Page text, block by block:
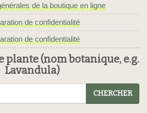
de la boutique en ligne
de confidentialité
de confidentialité
plante (nom botanique, e.g.
Lavandula)
CHERCHER